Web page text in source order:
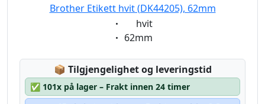
Brother Etikett hvit (DK44205), 62mm
Eigenschaft:
hvit
Eigenschaft:
62mm
📦 Lagerstatus:
Tilgjengelighet og leveringstid
✅ 101x på lager – Frakt innen 24 timer